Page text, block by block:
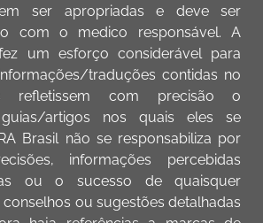
ser apropriadas e deve ser
com o medico responsável. A
um esforço considerável para
traduções contidas no
refletissem com precisão o
artigos nos quais eles se
Brasil não se responsabiliza por
informações percebidas
ou o sucesso de quaisquer
ou sugestões detalhadas